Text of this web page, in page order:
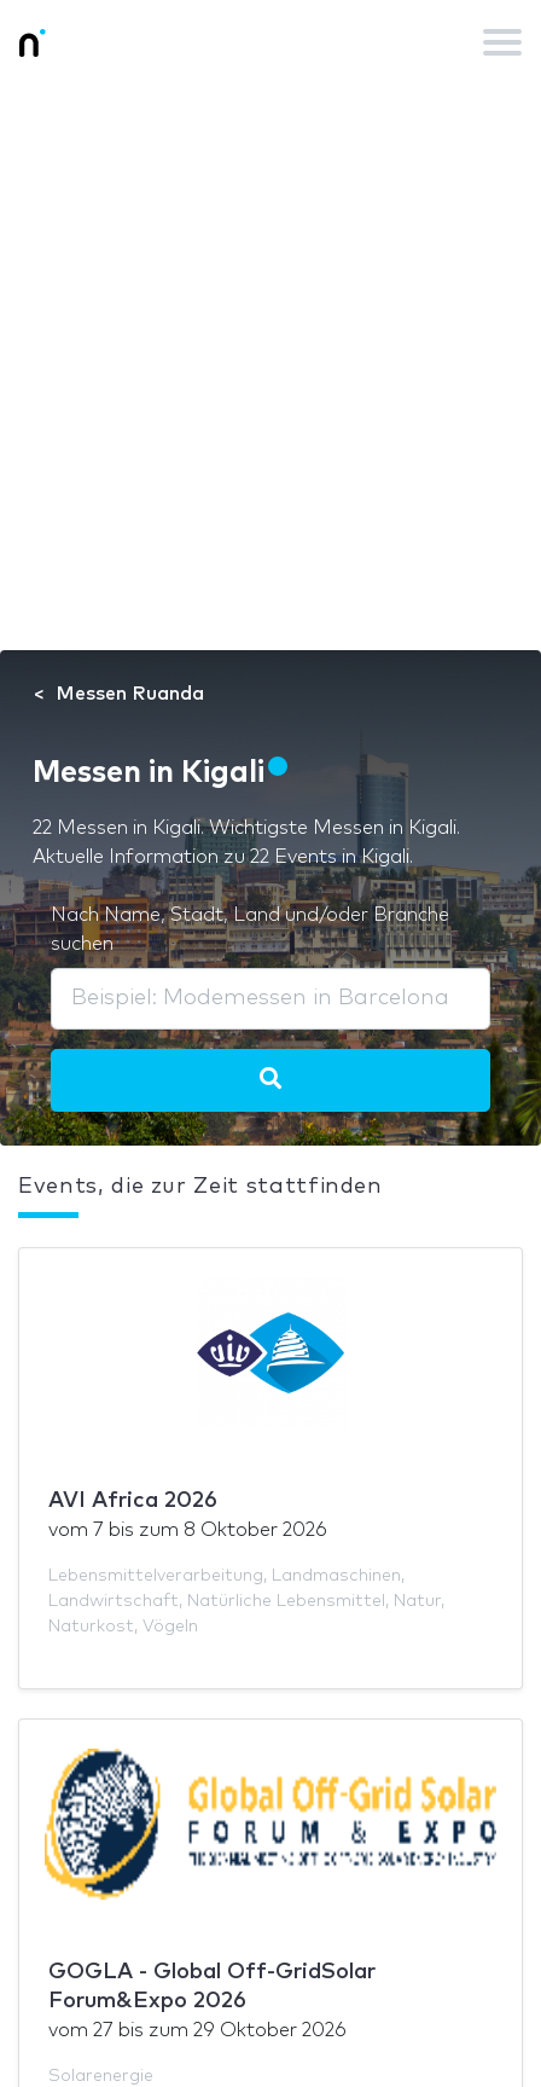
Messen Ruanda
Messen in Kigali
22 Messen in Kigali. Wichtigste Messen in Kigali.
Aktuelle Information zu 22 Events in Kigali.
Nach Name, Stadt, Land und/oder Branche
suchen
Events, die zur Zeit stattfinden
AVI Africa 2026
vom 7 bis zum 8 Oktober 2026
Lebensmittelverarbeitung, Landmaschinen,
Landwirtschaft, Natürliche Lebensmittel , Natur,
Naturkost, Vögeln
GOGLA - Global Off-GridSolar
Forum&Expo 2026
vom 27 bis zum 29 Oktober 2026
Solarenergie